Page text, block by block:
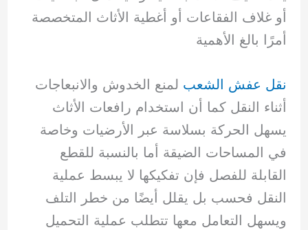
أو غلاف الفقاعات أو أغطية الأثاث المتخصصة
أمرًا بالغ الأهمية
نقل عفش الشعب لمنع الخدوش والانبعاجات
أثناء النقل كما أن استخدام رافعات الأثاث
يسهل الحركة بسلاسة عبر الأرضيات وخاصة
في المساحات الضيقة أما بالنسبة للقطع
القابلة للفصل فإن تفكيكها لا يبسط عملية
النقل فحسب بل يقلل أيضًا من خطر التلف
ويسهل التعامل معها تتطلب عملية التحميل